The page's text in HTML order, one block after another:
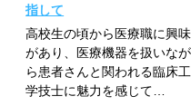
指して
高校生の頃から医療職に興味
があり、医療機器を扱いなが
ら患者さんと関われる臨床工
学技士に魅力を感じて…